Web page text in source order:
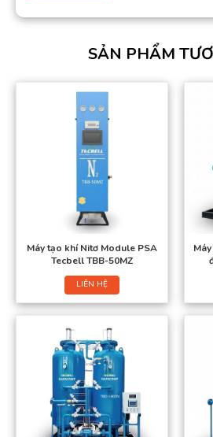
SẢN PHẨM
Máy tạo khí Nitơ Module PSA
Tecbell TBB-50MZ
LIÊN HỆ